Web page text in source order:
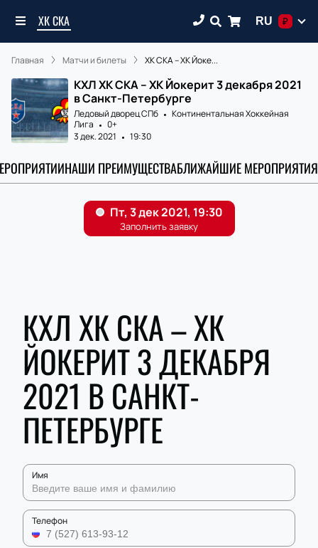
ХК СКА RU ₽
Главная Матчи и билеты ХК СКА – ХК Йоке...
КХЛ ХК СКА – ХК Йокерит 3 декабря 2021
в Санкт-Петербурге
Ледовый дворец СПб
Континентальная Хоккейная
Лига
0+
3 дек. 2021
19:30
НАШИ ПРЕИМУЩЕСТВАБЛИЖАЙШИЕ МЕРОПРИЯТИЯ
КХЛ ХК СКА – ХК
ЙОКЕРИТ 3 ДЕКАБРЯ
2021 В САНКТ-
ПЕТЕРБУРГЕ
Имя
Телефон